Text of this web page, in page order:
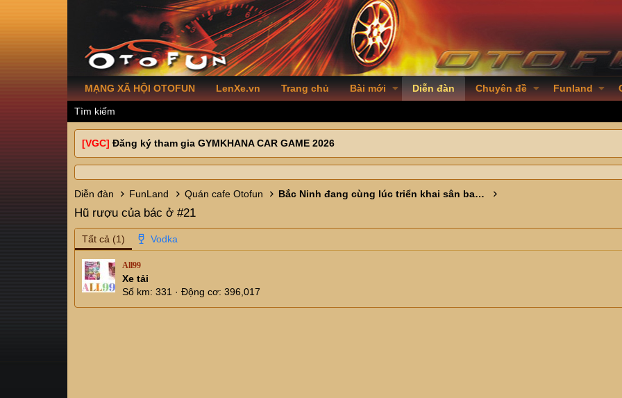
MẠNG XÃ HỘI OTOFUN LenXe.vn Trang chủ Bài mới Diễn đàn Chuyên đề Funland
Tìm kiếm
[VGC] Đăng ký tham gia GYMKHANA CAR GAME 2026
Diễn đàn FunLand Quán cafe Otofun Bắc Ninh đang cùng lúc triển khai sân bay Gia Bình, Vành đai 4 và nhiều cầu lớn, các cụ đánh giá tiềm năng khu vực này thế nào ?
Hũ rượu của bác ở #21
Tất cả (1)
All99
Xe tải
Số km 331 Động cơ 396,017